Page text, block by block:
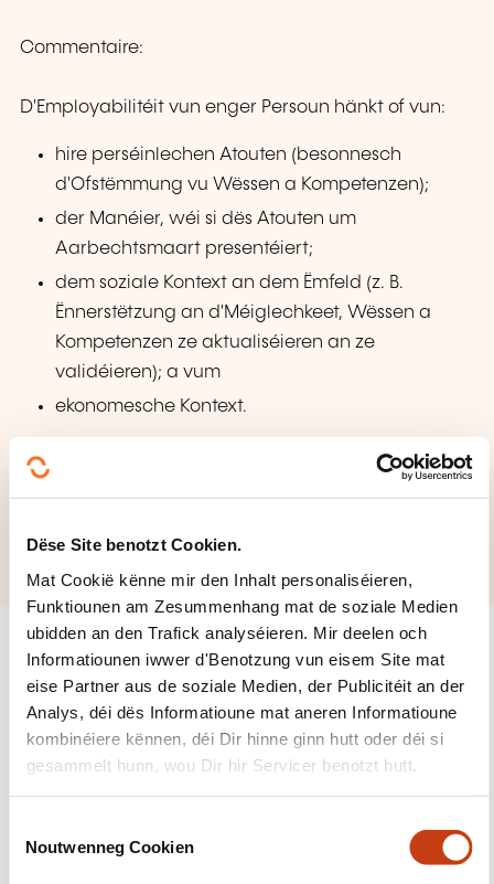
Dëse Site benotzt Cookien.
Mat Cookië kënne mir den Inhalt personaliséieren,
Funktiounen am Zesummenhang mat de soziale Medien
ubidden an den Trafick analyséieren. Mir deelen och
Informatiounen iwwer d'Benotzung vun eisem Site mat
eise Partner aus de soziale Medien, der Publicitéit an der
Analys, déi dës Informatioune mat aneren Informatioune
kombinéiere kënnen, déi Dir hinne ginn hutt oder déi si
gesammelt hunn, wou Dir hir Servicer benotzt hutt.
Noutwenneg Cookien
Commentaire:
D'Employabilitéit vun enger Persoun hänkt of vun:
hire perséinlechen Atouten (besonnesch
d'Ofstëmmung vu Wëssen a Kompetenzen);
der Manéier, wéi si dës Atouten um
Aarbechtsmaart presentéiert;
dem soziale Kontext an dem Ëmfeld (z. B.
Ënnerstëtzung an d'Méiglechkeet, Wëssen a
Kompetenzen ze aktualiséieren an ze
validéieren); a vum
ekonomesche Kontext.
Quell: Cedefop (2023) "Terminologie de la politique
européenne d’enseignement et de formation: Une
Suivéiert eis!
Facebook
TwitterLinkedInYouTube